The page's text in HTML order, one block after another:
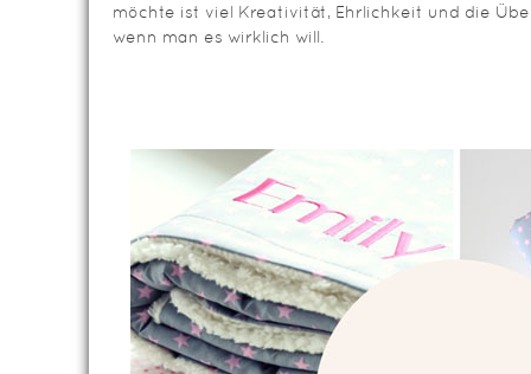
möchte ist viel Kreativität, Ehrlichkeit und die
wenn man es wirklich will.